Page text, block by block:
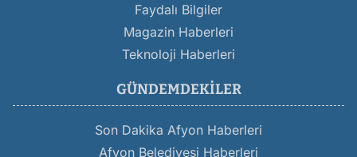
Faydalı Bilgiler
Magazin Haberleri
Teknoloji Haberleri
GÜNDEMDEKILER
Son Dakika Afyon Haberleri
Afyon Belediyesi Haberleri